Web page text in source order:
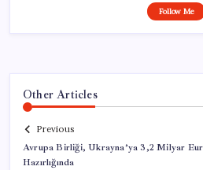
Follow Me
Other Articles
Previous
Avrupa Birliği, Ukrayna’ya 3,2 Milyar
Hazırlığında